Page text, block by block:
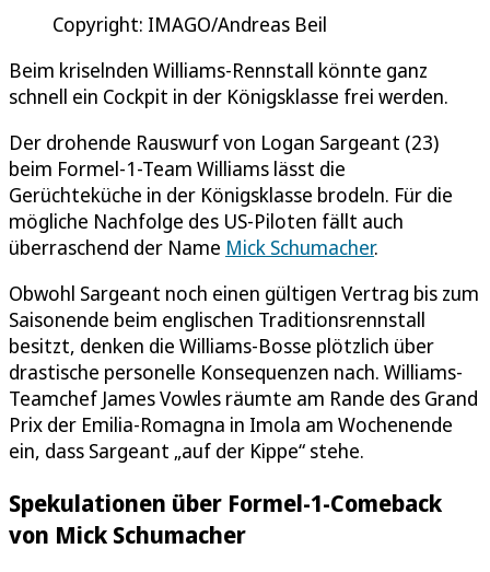
Copyright: IMAGO/Andreas Beil
Beim kriselnden Williams-Rennstall könnte ganz
schnell ein Cockpit in der Königsklasse frei werden.
Der drohende Rauswurf von Logan Sargeant (23)
beim Formel-1-Team Williams lässt die
Gerüchteküche in der Königsklasse brodeln. Für die
mögliche Nachfolge des US-Piloten fällt auch
überraschend der Name Mick Schumacher.
Obwohl Sargeant noch einen gültigen Vertrag bis zum
Saisonende beim englischen Traditionsrennstall
besitzt, denken die Williams-Bosse plötzlich über
drastische personelle Konsequenzen nach. Williams-
Teamchef James Vowles räumte am Rande des Grand
Prix der Emilia-Romagna in Imola am Wochenende
ein, dass Sargeant „auf der Kippe“ stehe.
Spekulationen über Formel-1-Comeback
von Mick Schumacher